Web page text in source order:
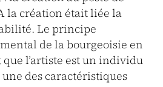
la création était liée la
Le principe
de la bourgeoisie en
que l’artiste est un individu
des caractéristiques